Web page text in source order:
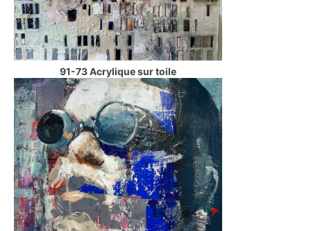
91-73 Acrylique sur toile